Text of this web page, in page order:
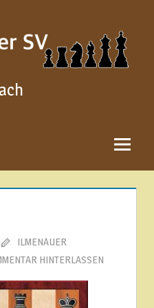
ILMENAUER
HINTERLASSEN